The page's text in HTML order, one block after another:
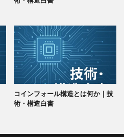
コインフォール構造とは何か｜技
術・構造白書